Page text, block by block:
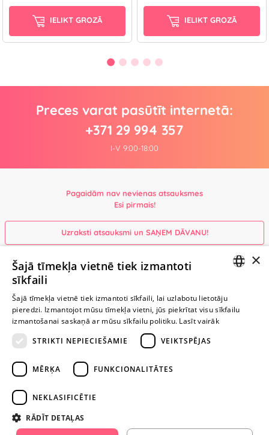
IELIKT GROZĀ IELIKT GROZĀ
Preces varat pasūtīt internetā:
+371 29 994 357
I-V 9:00-18:00
Pagaidām nav nevienas atsauksmes
Esi pirmais!
Uzraksti atsauksmi un SAŅEM DĀVANU!
Ievērībai: Yesyes.lv satur atklātu seksuālu informāciju un attēlus. Lietot
TURPINIET
ROTAĻĀTIES
+371 29 994 357
Instagram/yesyes.lv
RUSSIAN
×
Šajā tīmekļa vietnē tiek izmantoti
sīkfaili
Šajā tīmekļa vietnē tiek izmantoti sīkfaili, lai uzlabotu lietotāju
pieredzi. Izmantojot mūsu tīmekļa vietni, jūs piekrītat visu sīkfailu
izmantošanai saskaņā ar mūsu sīkfailu politiku. Lasīt vairāk
STRIKTI NEPIECIEŠAMIE
VEIKTSPĒJAS
MĒRĶA FUNKCIONALITĀTES
NEKLASIFICĒTIE
RĀDĪT DETAĻAS